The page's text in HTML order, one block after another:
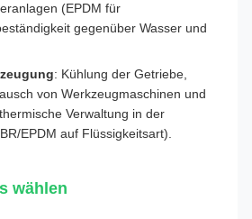
(EPDM für
gegenüber Wasser und
: Kühlung der Getriebe,
von Werkzeugmaschinen und
Verwaltung in der
EPDM auf Flüssigkeitsart).
wählen